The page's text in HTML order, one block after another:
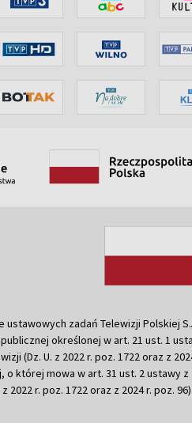
ustawowych zadań Telewizji Polskiej
określonej w art. 21 ust. 1
(Dz. U. z 2022 r. poz. 1722 oraz z
której mowa w art. 31 ust. 2 ustawy z
2022 r. poz. 1722 oraz z 2024 r. poz. 96)